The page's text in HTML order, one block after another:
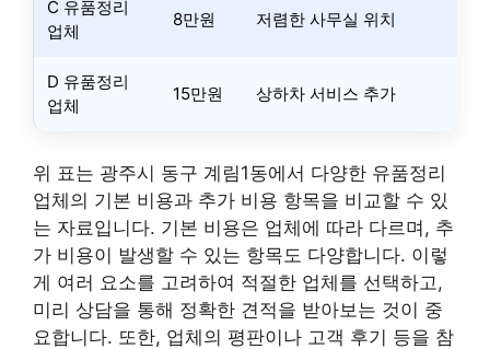
C 유품정리
업체
8만원 저렴한 사무실 위치
D 유품정리
업체
15만원 상하차 서비스 추가
위 표는 광주시 동구 계림1동에서 다양한 유품정리
업체의 기본 비용과 추가 비용 항목을 비교할 수 있
는 자료입니다. 기본 비용은 업체에 따라 다르며, 추
가 비용이 발생할 수 있는 항목도 다양합니다. 이렇
게 여러 요소를 고려하여 적절한 업체를 선택하고,
미리 상담을 통해 정확한 견적을 받아보는 것이 중
요합니다. 또한, 업체의 평판이나 고객 후기 등을 참